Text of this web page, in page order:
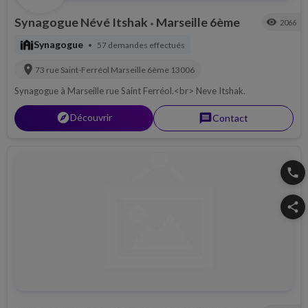
Synagogue Névé Itshak • Marseille 6ème visibility 2066
synagogueSynagogue • 57 demandes effectués
location_on 73 rue Saint-Ferréol Marseille 6ème 13006
Synagogue à Marseille rue Saint Ferréol.<br> Neve Itshak.
explorerDécouvrir messageContact
phone
share